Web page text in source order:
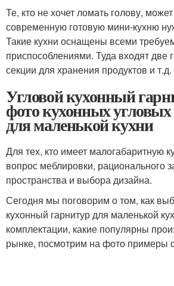
Те, кто не хочет ломать голову,
современную готовую мини-кухню
Такие кухни оснащены всеми
приспособлениями. Туда входят две
секции для хранения продуктов и т.д.
Угловой кухонный
фото кухонных
для маленькой кухни
Для тех, кто имеет малогабаритную
вопрос меблировки, рационального
пространства и выбора дизайна.
Сегодня мы поговорим о том, как
кухонный гарнитур для маленькой
комплектации, какие популярны
рынке, посмотрим на фото примеры